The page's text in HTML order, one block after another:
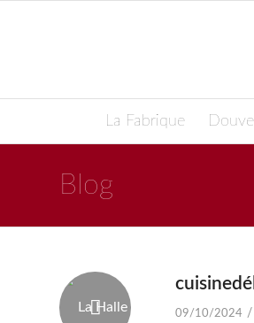
La Fabrique
Blog
09/10/2024 /